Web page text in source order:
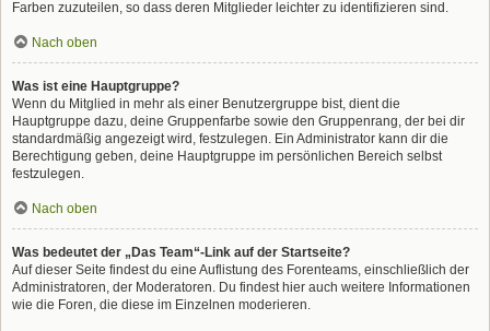
Farben zuzuteilen, so dass deren Mitglieder leichter zu identifizieren sind.
Nach oben
Was ist eine Hauptgruppe?
Wenn du Mitglied in mehr als einer Benutzergruppe bist, dient die
Hauptgruppe dazu, deine Gruppenfarbe sowie den Gruppenrang, der bei dir
standardmäßig angezeigt wird, festzulegen. Ein Administrator kann dir die
Berechtigung geben, deine Hauptgruppe im persönlichen Bereich selbst
festzulegen.
Nach oben
Was bedeutet der „Das Team“-Link auf der Startseite?
Auf dieser Seite findest du eine Auflistung des Forenteams, einschließlich der
Administratoren, der Moderatoren. Du findest hier auch weitere Informationen
wie die Foren, die diese im Einzelnen moderieren.